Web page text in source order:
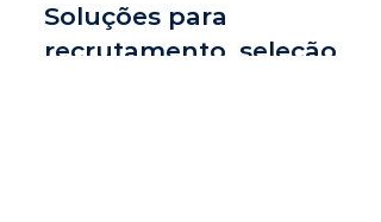
Soluções para
recrutamento, seleção